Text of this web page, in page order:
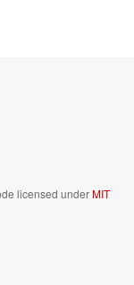
licensed underMIT